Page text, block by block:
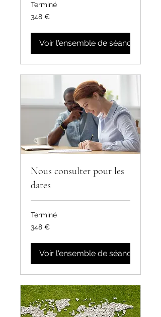
Terminé
348
euros
348 €
Voir l'ensemble de séances
Nous consulter pour les
dates
Terminé
348
euros
348 €
Voir l'ensemble de séances